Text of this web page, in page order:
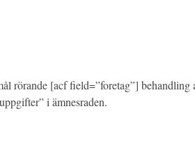
rörande [acf field=”foretag”]
i ämnesraden.